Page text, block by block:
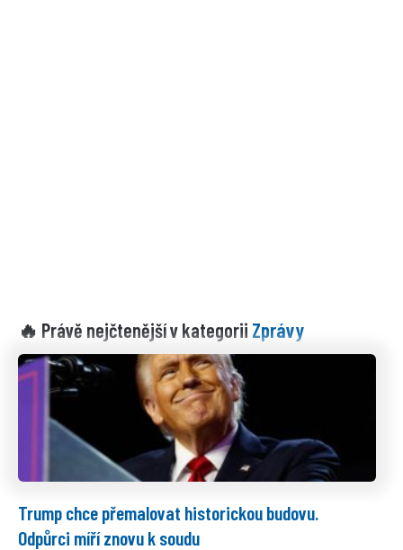
🔥 Právě nejčtenější v kategorii Zprávy
Trump chce přemalovat historickou budovu.
Odpůrci míří znovu k soudu